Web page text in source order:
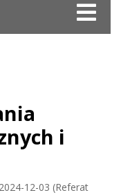
i
2024-12-03 (Referat